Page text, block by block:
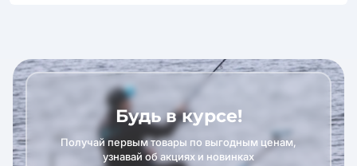
Будь в курсе!
Получай первым товары по выгодным ценам,
узнавай об акциях и новинках